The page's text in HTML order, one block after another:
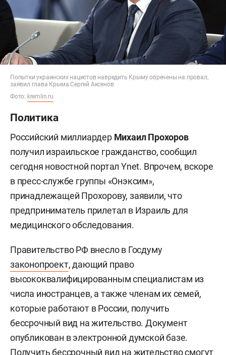
Попытки украинских нацистов навредить Крыму обречены на провал,
заявил глава Крыма Сергей Аксенов
Фото: kremlin.ru
Политика
Российский миллиардер Михаил Прохоров
получил израильское гражданство, сообщил
сегодня новостной портал Ynet. Впрочем, вскоре
в пресс-службе группы «Онэксим»,
принадлежащей Прохорову, заявили, что
предприниматель прилетал в Израиль для
медицинского обследования.
Правительство РФ внесло в Госдуму
законопроект, дающий право
высококвалифицированным специалистам из
числа иностранцев, а также членам их семей,
которые работают в России, получить
бессрочный вид на жительство. Документ
опубликован в электронной думской базе.
Получить бессрочный вид на жительство смогут